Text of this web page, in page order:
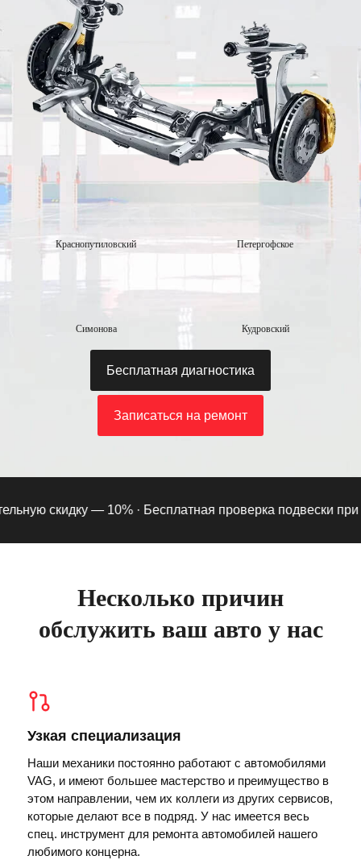
Краснопутиловский Петергофское
Симонова Кудровский
Бесплатная диагностика
Записаться на ремонт
скидку — 10% ·Бесплатная проверка подвески при
Несколько причин
обслужить ваш авто у нас
Узкая специализация
Наши механики постоянно работают с автомобилями
VAG, и имеют большее мастерство и преимущество в
этом направлении, чем их коллеги из других сервисов,
которые делают все в подряд. У нас имеется весь
спец. инструмент для ремонта автомобилей нашего
любимого концерна.